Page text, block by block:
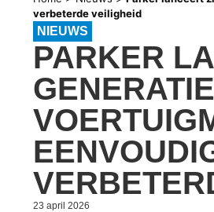
verbeterde veiligheid
NIEUWS
PARKER
23 april 2026